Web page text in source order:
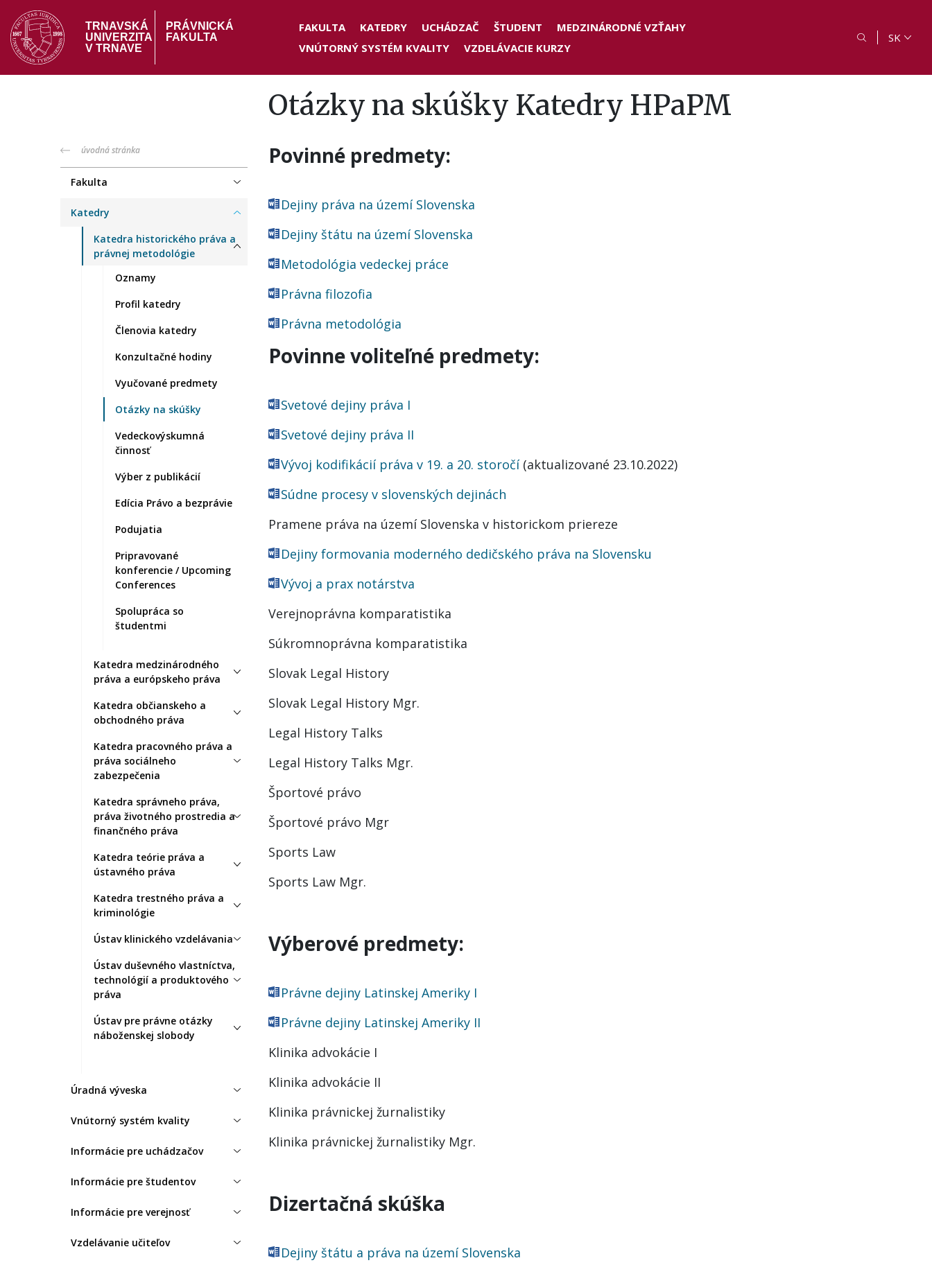
Skočiť
na
hlavný
obsah
TRNAVSKÁ
UNIVERZITA
V TRNAVE
PRÁVNICKÁ
FAKULTA
Header
menu
FAKULTA KATEDRY UCHÁDZAČ ŠTUDENT
MEDZINÁRODNÉ VZŤAHY
VNÚTORNÝ SYSTÉM KVALITY
VZDELÁVACIE KURZY
SK
Otázky na skúšky Katedry HPaPM
PF
menu
úvodná stránka
Fakulta
Katedry
Katedra historického práva a
právnej metodológie
Oznamy
Profil katedry
Členovia katedry
Konzultačné hodiny
Vyučované predmety
Otázky na skúšky
Vedeckovýskumná
činnosť
Výber z publikácií
Edícia Právo a bezprávie
Podujatia
Pripravované
konferencie / Upcoming
Conferences
Spolupráca so
študentmi
Katedra medzinárodného
práva a európskeho práva
Katedra občianskeho a
obchodného práva
Katedra pracovného práva a
práva sociálneho
zabezpečenia
Katedra správneho práva,
práva životného prostredia a
finančného práva
Katedra teórie práva a
ústavného práva
Katedra trestného práva a
kriminológie
Ústav klinického vzdelávania
Ústav duševného vlastníctva,
technológií a produktového
práva
Ústav pre právne otázky
náboženskej slobody
Úradná výveska
Vnútorný systém kvality
Informácie pre uchádzačov
Informácie pre študentov
Informácie pre verejnosť
Vzdelávanie učiteľov
Povinné predmety:
Dejiny práva na území Slovenska
Dejiny štátu na území Slovenska
Metodológia vedeckej práce
Právna filozofia
Právna metodológia
Povinne voliteľné predmety:
Svetové dejiny práva I
Svetové dejiny práva II
Vývoj kodifikácií práva v 19. a 20. storočí(aktualizované 23.10.2022)
Súdne procesy v slovenských dejinách
Pramene práva na území Slovenska v historickom priereze
Dejiny formovania moderného dedičského práva na Slovensku
Vývoj a prax notárstva
Verejnoprávna komparatistika
Súkromnoprávna komparatistika
Slovak Legal History
Slovak Legal History Mgr.
Legal History Talks
Legal History Talks Mgr.
Športové právo
Športové právo Mgr
Sports Law
Sports Law Mgr.
Výberové predmety:
Právne dejiny Latinskej Ameriky I
Právne dejiny Latinskej Ameriky II
Klinika advokácie I
Klinika advokácie II
Klinika právnickej žurnalistiky
Klinika právnickej žurnalistiky Mgr.
Dizertačná skúška
Dejiny štátu a práva na území Slovenska